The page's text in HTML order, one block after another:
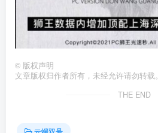
© 版权声明
文章版权归作者所有，未经允许请勿转载。
THE END
云端双号